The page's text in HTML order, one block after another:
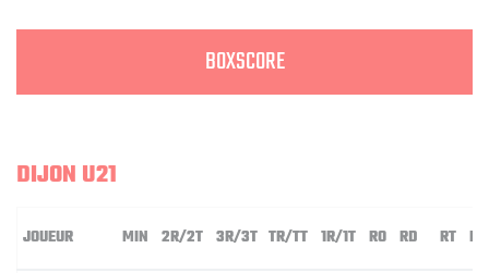
BOXSCORE
DIJON U21
JOUEUR MIN 2R/2T 3R/3T TR/TT 1R/1T RO RD RT PD